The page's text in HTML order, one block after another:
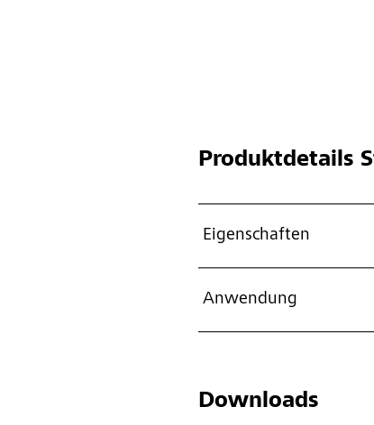
Produktdetails
Eigenschaften
Anwendung
Downloads